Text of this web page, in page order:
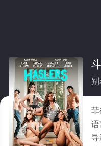
菲
语
导